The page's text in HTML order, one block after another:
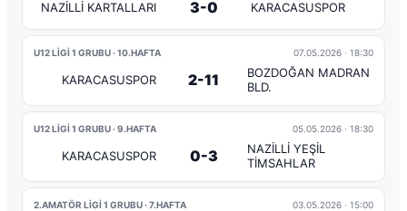
NAZİLLİ KARTALLARI 3-0 KARACASUSPOR
U12 LİGİ 1 GRUBU · 10.HAFTA 07.05.2026 · 18:30
KARACASUSPOR 2-11
BOZDOĞAN MADRAN
BLD.
U12 LİGİ 1 GRUBU · 9.HAFTA 05.05.2026 · 18:30
KARACASUSPOR 0-3
NAZİLLİ YEŞİL
TİMSAHLAR
2.AMATÖR LİGİ 1 GRUBU · 7.HAFTA 03.05.2026 · 15:00